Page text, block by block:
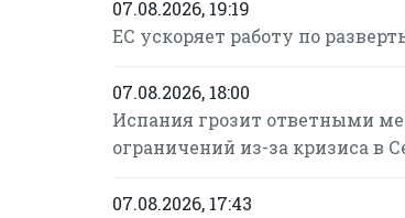
07.08.2026, 19:19
ЕС ускоряет работу по
07.08.2026, 18:00
Испания грозит ответными
ограничений из-за кризиса в
07.08.2026, 17:43